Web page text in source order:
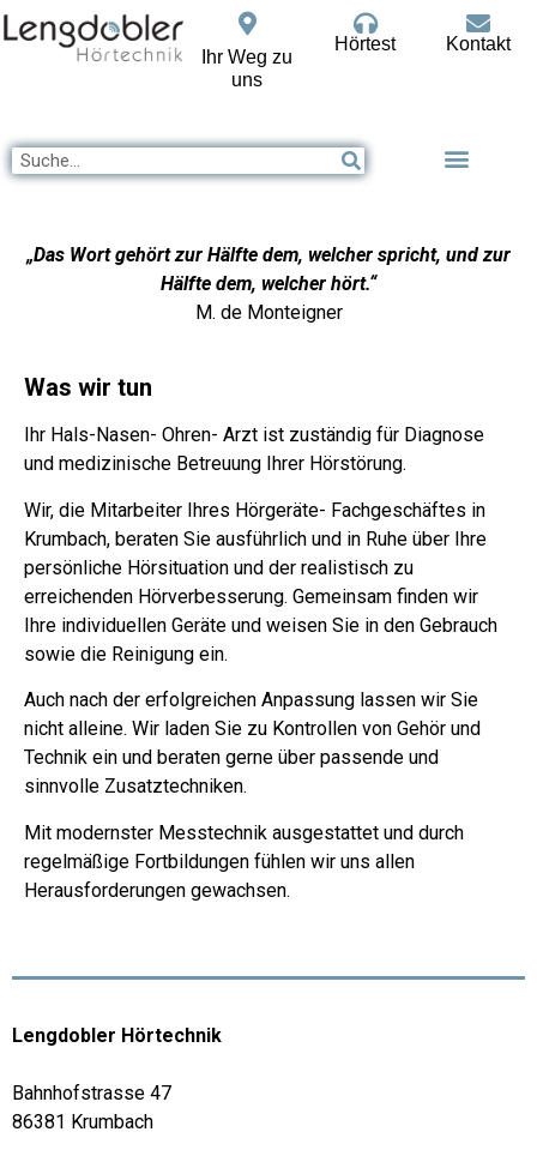
Ihr Weg zu
uns
Hörtest Kontakt
„Das Wort gehört zur Hälfte dem, welcher spricht, und zur
Hälfte dem, welcher hört.“
M. de Monteigner
Was wir tun
Ihr Hals-Nasen- Ohren- Arzt ist zuständig für Diagnose
und medizinische Betreuung Ihrer Hörstörung.
Wir, die Mitarbeiter Ihres Hörgeräte- Fachgeschäftes in
Krumbach, beraten Sie ausführlich und in Ruhe über Ihre
persönliche Hörsituation und der realistisch zu
erreichenden Hörverbesserung. Gemeinsam finden wir
Ihre individuellen Geräte und weisen Sie in den Gebrauch
sowie die Reinigung ein.
Auch nach der erfolgreichen Anpassung lassen wir Sie
nicht alleine. Wir laden Sie zu Kontrollen von Gehör und
Technik ein und beraten gerne über passende und
sinnvolle Zusatztechniken.
Mit modernster Messtechnik ausgestattet und durch
regelmäßige Fortbildungen fühlen wir uns allen
Herausforderungen gewachsen.
Lengdobler Hörtechnik
Bahnhofstrasse 47
86381 Krumbach